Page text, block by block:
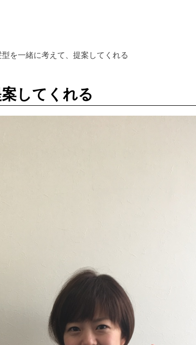
を一緒に考えて、提案してくれる
してくれる